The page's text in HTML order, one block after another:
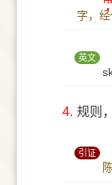
字，
英文
4. 规则
引证